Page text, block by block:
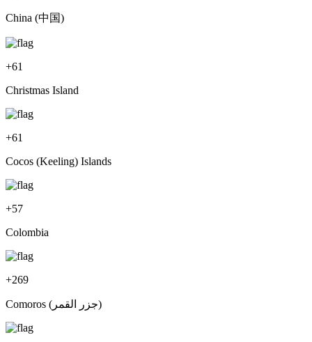
China (中国)
+61
Christmas Island
+61
Cocos (Keeling) Islands
+57
Colombia
+269
Comoros (‫جزر القمر‬‎)